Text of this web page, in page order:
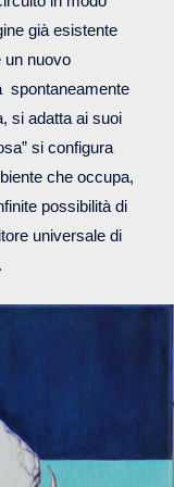
già esistente
un nuovo
spontaneamente
si adatta ai suoi
si configura
che occupa,
possibilità di
universale di